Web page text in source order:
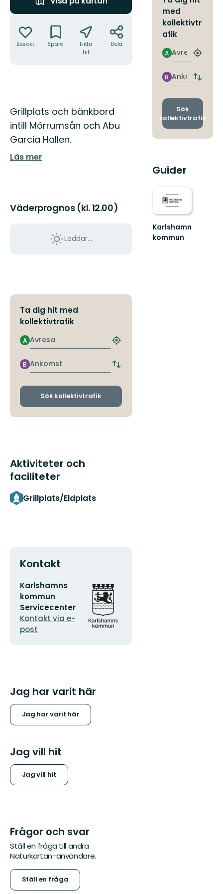
Besökt Spara
Hitta
hit
Dela
Beskrivning
Grillplats och bänkbord
intill Mörrumsån och Abu
Garcia Hallen.
Läs mer
Väderprognos (kl. 12.00)
Laddar...
Ta dig hit med
kollektivtrafik
Avresa
A
Hitta
hållplats
Ankomst
B
Byt
och
Sök kollektivtrafik
Aktiviteter och
faciliteter
Grillplats/Eldplats
Kontakt
E-
postadress
Karlshamns
kommun
Servicecenter
Kontakt via e-
post
Organisationens
logotyp
Jag har varit här
Jag har varit här
Jag vill hit
Jag vill hit
Frågor och svar
Ställ en fråga till andra
Naturkartan-användare.
Ställ en fråga
med
kollektivtr
afik
Avresa
A
Hitta
Ankomst
B
Byt
och
Sök
kollektivtrafik
Guider
Karlshamn
kommun